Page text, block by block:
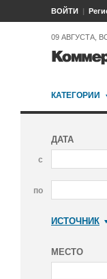
ВОЙТИ
09 АВГУСТА,
КАТЕГОРИИ
ДАТА
с
по
ИСТОЧНИК
МЕСТО